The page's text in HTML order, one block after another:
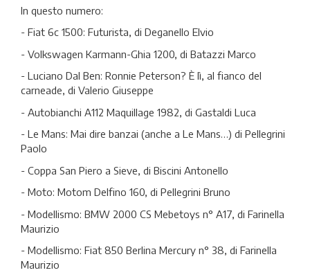
In questo numero:
- Fiat 6c 1500: Futurista, di Deganello Elvio
- Volkswagen Karmann-Ghia 1200, di Batazzi Marco
- Luciano Dal Ben: Ronnie Peterson? È lì, al fianco del
carneade, di Valerio Giuseppe
- Autobianchi A112 Maquillage 1982, di Gastaldi Luca
- Le Mans: Mai dire banzai (anche a Le Mans…) di Pellegrini
Paolo
- Coppa San Piero a Sieve, di Biscini Antonello
- Moto: Motom Delfino 160, di Pellegrini Bruno
- Modellismo: BMW 2000 CS Mebetoys n° A17, di Farinella
Maurizio
- Modellismo: Fiat 850 Berlina Mercury n° 38, di Farinella
Maurizio